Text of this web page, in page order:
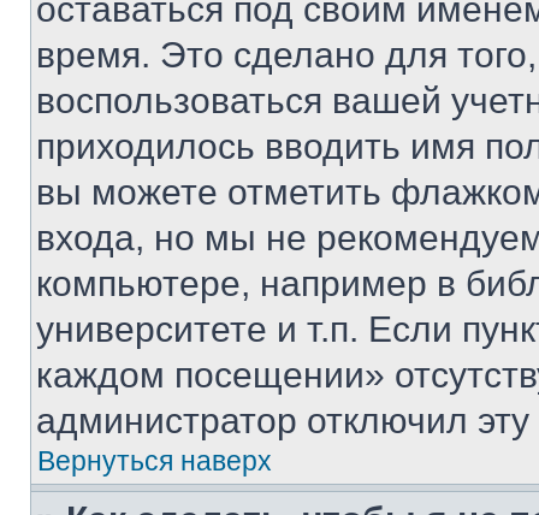
оставаться под своим
время. Это сделано для
воспользоваться вашей
приходилось вводить имя
вы можете отметить
входа, но мы не
компьютере, например в
университете и т.п. Если
каждом посещении»
администратор отключил
Вернуться наверх